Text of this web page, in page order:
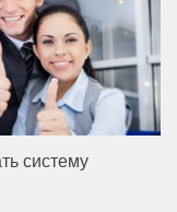
систему